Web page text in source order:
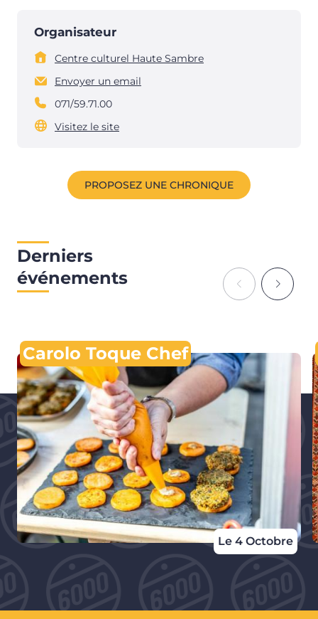
Organisateur
Centre culturel Haute Sambre
Envoyer un email
071/59.71.00
Visitez le site
PROPOSEZ UNE CHRONIQUE
Derniers
événements
Le 4 Octobre
Carolo Toque Chef